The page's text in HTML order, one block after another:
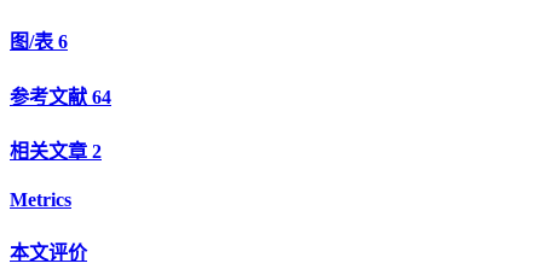
图/表 6
参考文献 64
相关文章 2
Metrics
本文评价